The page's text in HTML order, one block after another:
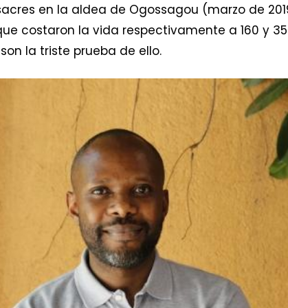
en la aldea de Ogossagou (marzo de
costaron la vida respectivamente a 160 y
la triste prueba de ello.